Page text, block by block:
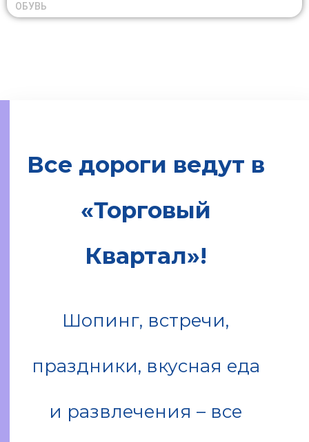
ОБУВЬ
Все дороги ведут в
«Торговый
Квартал»!
Шопинг, встречи,
праздники, вкусная еда
и развлечения – все